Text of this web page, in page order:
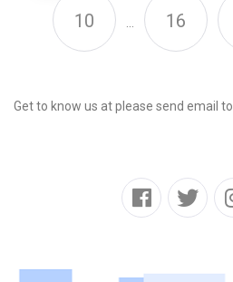
10 16
Get to know us at please send email to